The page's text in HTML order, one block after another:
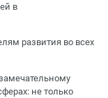
в
развития во всех
не только